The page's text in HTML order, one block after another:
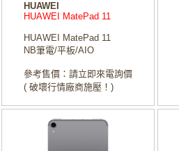
HUAWEI
HUAWEI MatePad 11
HUAWEI MatePad 11
NB筆電/平板/AIO
參考售價：請立即來電詢價
( 破壞行情廠商施壓！)